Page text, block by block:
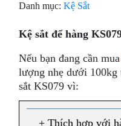
Danh mục:Kệ Sắt
Kệ sắt để hàng
Nếu bạn đang cần
lượng nhẹ dưới 100kg
sắt KS079 vì:
+ Thích hợp với